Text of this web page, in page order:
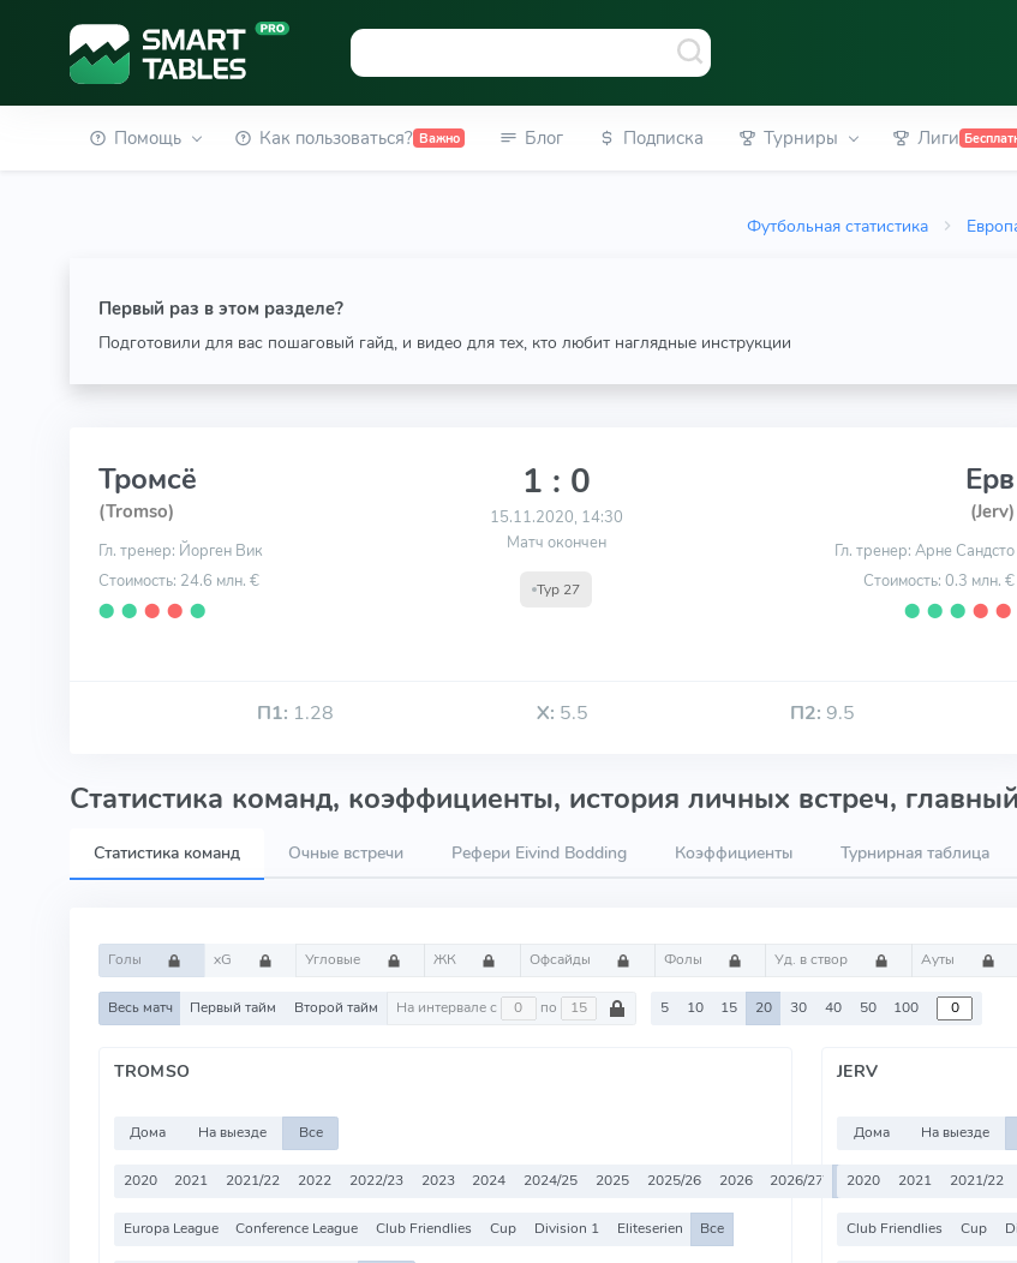
Помощь Как пользоваться? Важно Блог Подписка Турниры Лиги
Футбольная статистика
Первый раз в этом разделе?
Подготовили для вас пошаговый гайд, и видео для тех, кто любит наглядные инструкции
Тромсё
(Tromso)
Гл. тренер: Йорген Вик
Стоимость: 24.6 млн. €
⬤ ⬤ ⬤ ⬤ ⬤
1 : 0
15.11.2020, 14:30
Матч окончен
Тур 27
Ерв
(Jerv)
Гл. тренер: Арне Сандсто
Стоимость: 0.3 млн. €
⬤ ⬤ ⬤ ⬤ ⬤
П1: 1.28 Х: 5.5 П2: 9.5
Статистика команд, коэффициенты, история личных встреч,
Статистика команд Очные встречи Рефери Eivind Bodding Коэффициенты Турнирная таблица
Голы xG Угловые ЖК Офсайды Фолы Уд. в створ Ауты
Весь матч Первый тайм Второй тайм На интервале с по 5 10 15 20 30 40 50 100
TROMSO
Дома На выезде Все
2020 2021 2021/22 2022 2022/23 2023 2024 2024/25 2025 2025/26 2026 2026/27 Все
Europa League Conference League Club Friendlies Cup Division 1 Eliteserien Все
JERV
Дома На выезде
2020 2021 2021/22
Club Friendlies Cup